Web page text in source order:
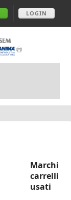
LOGIN
Marchi
carrelli
usati